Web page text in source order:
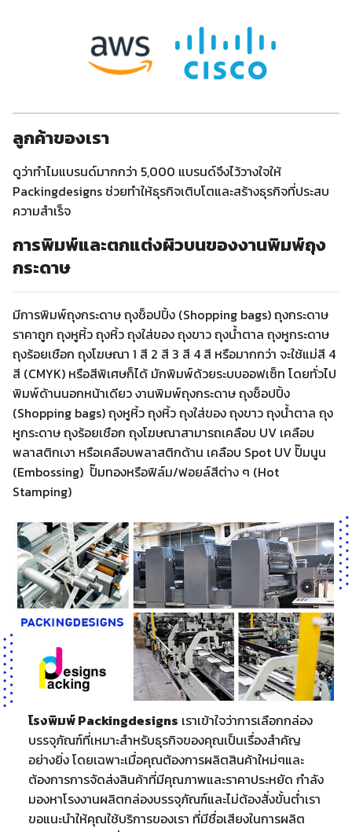
ลูกค้าของเรา
ดูว่าทำไมแบรนด์มากกว่า 5,000 แบรนด์จึงไว้วางใจให้
Packingdesigns ช่วยทำให้ธุรกิจเติบโตและสร้างธุรกิจที่ประสบ
ความสำเร็จ
การพิมพ์และตกแต่งผิวบนของงานพิมพ์ถุง
กระดาษ
มีการพิมพ์ถุงกระดาษ ถุงช็อปปิ้ง (Shopping bags) ถุงกระดาษ
ราคาถูก ถุงหูหิ้ว ถุงหิ้ว ถุงใส่ของ ถุงขาว ถุงน้ำตาล ถุงหูกระดาษ
ถุงร้อยเชือก ถุงโฆษณา 1 สี 2 สี 3 สี 4 สี หรือมากกว่า จะใช้แม่สี 4
สี (CMYK) หรือสีพิเศษก็ได้ มักพิมพ์ด้วยระบบออฟเซ็ท โดยทั่วไป
พิมพ์ด้านนอกหน้าเดียว งานพิมพ์ถุงกระดาษ ถุงช็อปปิ้ง
(Shopping bags) ถุงหูหิ้ว ถุงหิ้ว ถุงใส่ของ ถุงขาว ถุงน้ำตาล ถุง
หูกระดาษ ถุงร้อยเชือก ถุงโฆษณาสามารถเคลือบ UV เคลือบ
พลาสติกเงา หรือเคลือบพลาสติกด้าน เคลือบ Spot UV ปั๊มนูน
(Embossing) ปั๊มทองหรือฟิล์ม/ฟอยล์สีต่าง ๆ (Hot
Stamping)
โรงพิมพ์ Packingdesigns เราเข้าใจว่าการเลือกกล่อง
บรรจุภัณฑ์ที่เหมาะสำหรับธุรกิจของคุณเป็นเรื่องสำคัญ
อย่างยิ่ง โดยเฉพาะเมื่อคุณต้องการผลิตสินค้าใหม่ๆและ
ต้องการการจัดส่งสินค้าที่มีคุณภาพและราคาประหยัด กำลัง
มองหาโรงงานผลิตกล่องบรรจุภัณฑ์และไม่ต้องสั่งขั้นต่ำเรา
ขอแนะนำให้คุณใช้บริการของเรา ที่มีชื่อเสียงในการผลิต